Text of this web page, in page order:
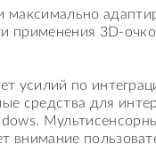
максимально
применения 3D-
усилий по
средства для
внимание